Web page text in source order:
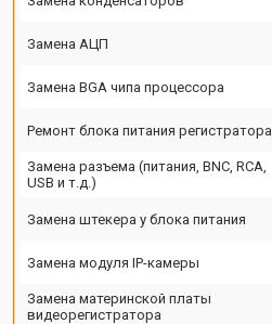
Замена АЦП
Замена BGA чипа процессора
Ремонт блока питания регистратора
Замена разъема (питания, BNC, RCA,
USB и т.д.)
Замена штекера у блока питания
Замена модуля IP-камеры
Замена материнской платы
видеорегистратора